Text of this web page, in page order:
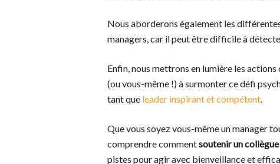
Nous aborderons également les
managers, car il peut être difficile à
Enfin, nous mettrons en lumière les
(ou vous-même !) à surmonter ce défi
tant que leader inspirant et compétent.
Que vous soyez vous-même un manager
comprendre commentsoutenir un
pistes pour agir avec bienveillance et